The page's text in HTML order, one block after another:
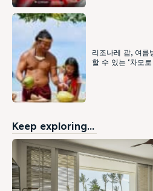
리조나레 괌, 여름
할 수 있는 ‘차모
Keep exploring...